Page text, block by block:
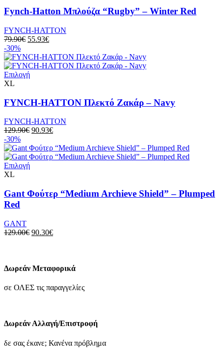
προϊόντος
έχει
πολλαπλές
παραλλαγές.
Οι
επιλογές
μπορούν
να
επιλεγούν
στη
του
προϊόντος
Fynch-Hatton Μπλούζα “Rugby” – Winter Red
FYNCH-HATTON
79.90€ Original
was:
79.90€.
55.93€Η
τιμή
είναι:
-30%
ΕπιλογήΑυτό
έχει
πολλαπλές
παραλλαγές.
Οι
επιλογές
μπορούν
να
επιλεγούν
στη
του
προϊόντος
XL
FYNCH-HATTON Πλεκτό Ζακάρ – Navy
FYNCH-HATTON
129.90€ Original
was:
129.90€.
90.93€Η
τιμή
είναι:
-30%
ΕπιλογήΑυτό
έχει
πολλαπλές
μπορούν
σελίδα
προϊόντος
XL
Gant Φούτερ “Medium Archieve Shield” – Plumped
Red
GANT
129.00€ Original
90.30€Η
90.30€.
Δωρεάν Μεταφορικά
σε ΟΛΕΣ τις παραγγελίες
Δωρεάν Αλλαγή/Επιστροφή
δε σας έκανε; Κανένα πρόβλημα